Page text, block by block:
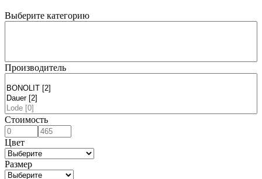
Выберите категорию
Производитель
Стоимость
Цвет
Размер